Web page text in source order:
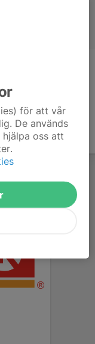
för att vår
De används
oss att